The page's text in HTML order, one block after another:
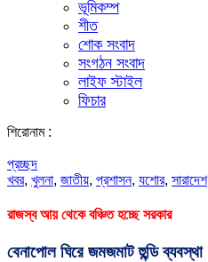
ভূমিকম্প
শীত
শোক সংবাদ
সংগঠন সংবাদ
লাইফ স্টাইল
ফিচার
শিরোনাম :
প্রচ্ছদ
খবর, খুলনা, জাতীয়, প্রশাসন, যশোর, সারাদেশ
রাজস্ব আয় থেকে বঞ্চিত হচ্ছে সরকার
বেনাপোল ঘিরে জমজমাট হুন্ডি ব্যবস্থা